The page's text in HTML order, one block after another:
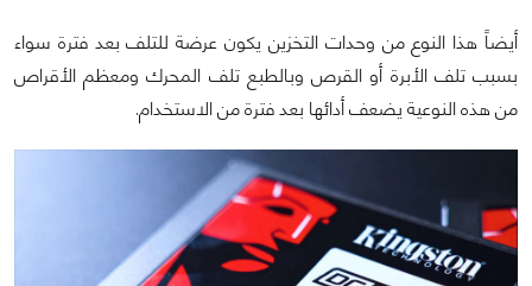
أيضاً هذا النوع من وحدات التخزين يكون عرضة للتلف بعد فترة سواء
بسبب تلف الأبرة أو القرص وبالطبع تلف المحرك ومعظم الأقراص
من هذه النوعية يضعف أدائها بعد فترة من الاستخدام.